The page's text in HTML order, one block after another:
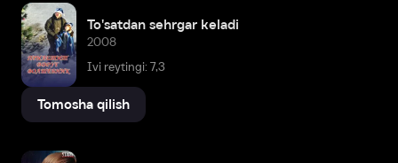
To'satdan sehrgar keladi
2008
Ivi reytingi: 7,3
Tomosha qilish